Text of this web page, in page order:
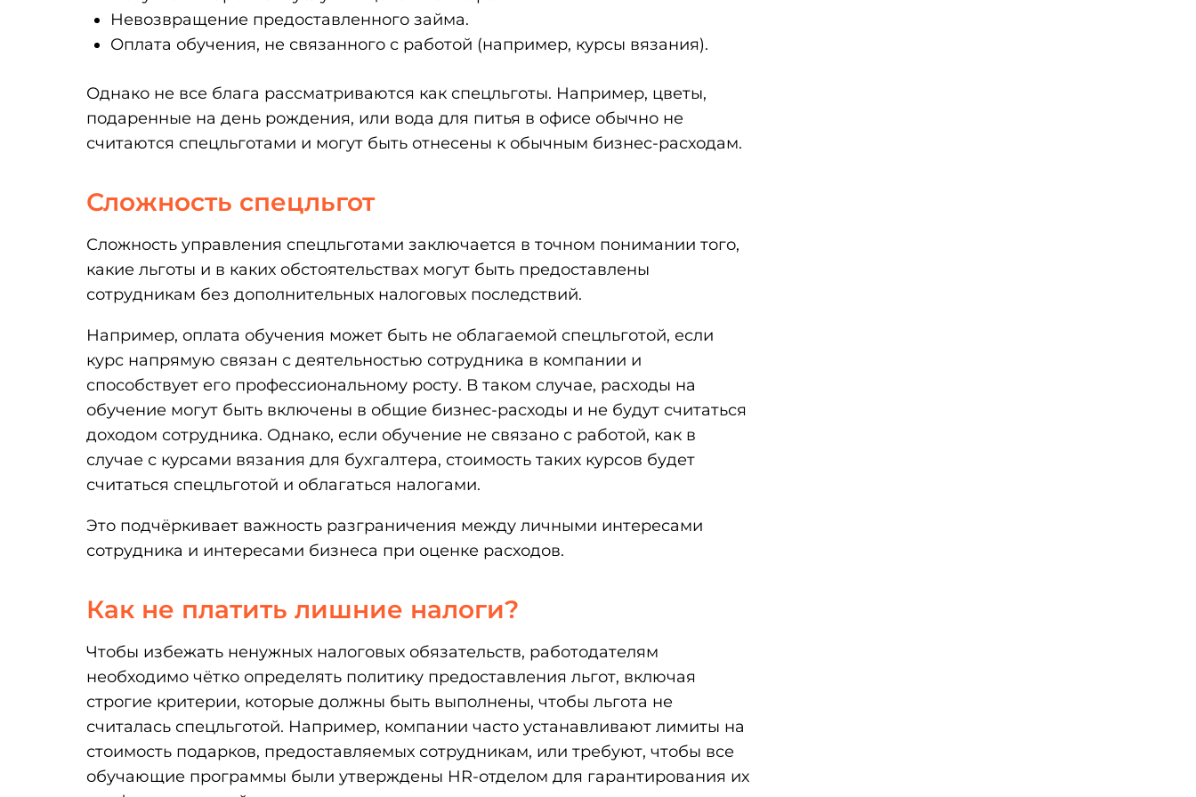
Невозвращение предоставленного займа.
Оплата обучения, не связанного с работой (например, курсы вязания).
Однако не все блага рассматриваются как спецльготы. Например, цветы,
подаренные на день рождения, или вода для питья в офисе обычно не
считаются спецльготами и могут быть отнесены к обычным бизнес-расходам.
Сложность спецльгот
Сложность управления спецльготами заключается в точном понимании того,
какие льготы и в каких обстоятельствах могут быть предоставлены
сотрудникам без дополнительных налоговых последствий.
Например, оплата обучения может быть не облагаемой спецльготой, если
курс напрямую связан с деятельностью сотрудника в компании и
способствует его профессиональному росту. В таком случае, расходы на
обучение могут быть включены в общие бизнес-расходы и не будут считаться
доходом сотрудника. Однако, если обучение не связано с работой, как в
случае с курсами вязания для бухгалтера, стоимость таких курсов будет
считаться спецльготой и облагаться налогами.
Это подчёркивает важность разграничения между личными интересами
сотрудника и интересами бизнеса при оценке расходов.
Как не платить лишние налоги?
Чтобы избежать ненужных налоговых обязательств, работодателям
необходимо чётко определять политику предоставления льгот, включая
строгие критерии, которые должны быть выполнены, чтобы льгота не
считалась спецльготой. Например, компании часто устанавливают лимиты на
стоимость подарков, предоставляемых сотрудникам, или требуют, чтобы все
обучающие программы были утверждены HR-отделом для гарантирования их